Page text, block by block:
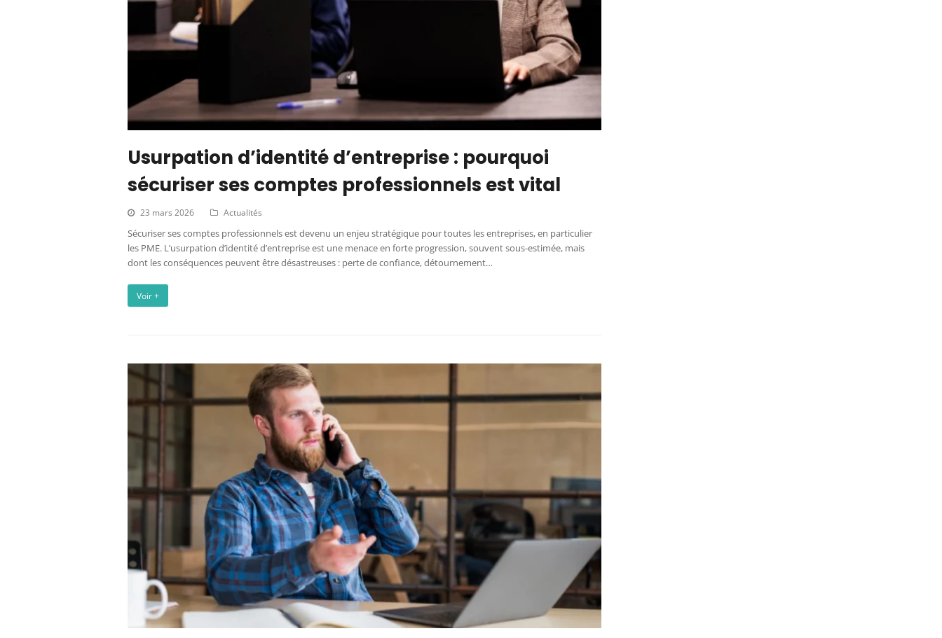
Usurpation d’identité d’entreprise : pourquoi
sécuriser ses comptes professionnels est vital
23 mars 2026 Actualités
Sécuriser ses comptes professionnels est devenu un enjeu stratégique pour toutes les entreprises, en particulier
les PME. L’usurpation d’identité d’entreprise est une menace en forte progression, souvent sous-estimée, mais
dont les conséquences peuvent être désastreuses : perte de confiance, détournement…
Voir +